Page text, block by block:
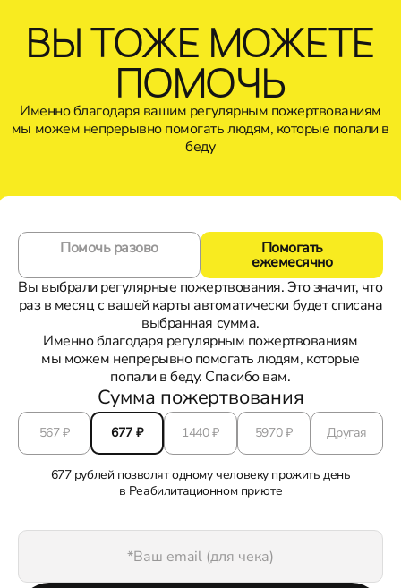
ВЫ ТОЖЕ МОЖЕТЕ
ПОМОЧЬ
Именно благодаря вашим регулярным пожертвованиям
мы можем непрерывно помогать людям, которые попали в
беду
Помочь разово Помогать
ежемесячно
Вы выбрали регулярные пожертвования. Это значит, что
раз в месяц с вашей карты автоматически будет списана
выбранная сумма.
Именно благодаря регулярным пожертвованиям
мы можем непрерывно помогать людям, которые
попали в беду. Спасибо вам.
Сумма пожертвования
567₽ 677₽ 1440₽ 5970₽ Другая
677 рублей позволят одному человеку прожить день
в Реабилитационном приюте